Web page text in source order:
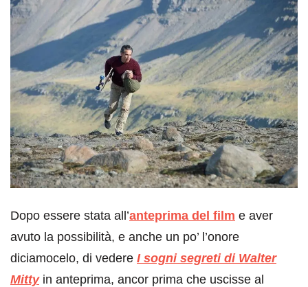
Dopo essere stata all’anteprima del film e aver
avuto la possibilità, e anche un po’ l’onore
diciamocelo, di vedere I sogni segreti di Walter
Mittyin anteprima, ancor prima che uscisse al